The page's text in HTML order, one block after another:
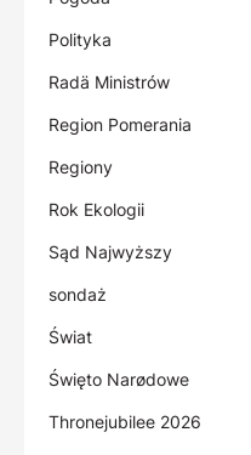
Polityka
Radä Ministrów
Region Pomerania
Regiony
Rok Ekologii
Sąd Najwyższy
sondaż
Świat
Święto Narødowe
Thronejubilee 2026